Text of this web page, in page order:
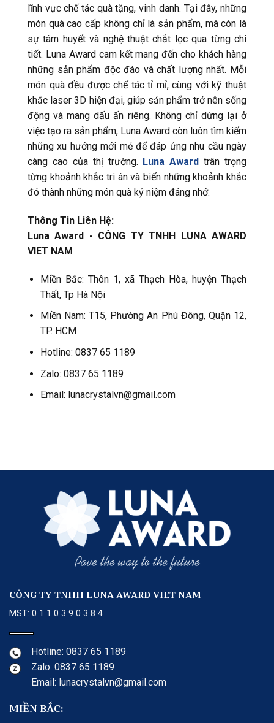
lĩnh vực chế tác quà tặng, vinh danh. Tại đây, những
món quà cao cấp không chỉ là sản phẩm, mà còn là
sự tâm huyết và nghệ thuật chắt lọc qua từng chi
tiết. Luna Award cam kết mang đến cho khách hàng
những sản phẩm độc đáo và chất lượng nhất. Mỗi
món quà đều được chế tác tỉ mỉ, cùng với kỹ thuật
khắc laser 3D hiện đại, giúp sản phẩm trở nên sống
động và mang dấu ấn riêng. Không chỉ dừng lại ở
việc tạo ra sản phẩm, Luna Award còn luôn tìm kiếm
những xu hướng mới mẻ để đáp ứng nhu cầu ngày
càng cao của thị trường. Luna Award trân trọng
từng khoảnh khắc tri ân và biến những khoảnh khắc
đó thành những món quà kỷ niệm đáng nhớ.
Thông Tin Liên Hệ:
Luna Award - CÔNG TY TNHH LUNA AWARD
VIET NAM
Miền Bắc: Thôn 1, xã Thạch Hòa, huyện Thạch
Thất, Tp Hà Nội
Miền Nam: T15, Phường An Phú Đông, Quận 12,
TP. HCM
Hotline: 0837 65 1189
Zalo: 0837 65 1189
Email: lunacrystalvn@gmail.com
CÔNG TY TNHH LUNA AWARD VIET NAM
MST: 0 1 1 0 3 9 0 3 8 4
Hotline: 0837 65 1189
Zalo: 0837 65 1189
Email: lunacrystalvn@gmail.com
MIỀN BẮC: